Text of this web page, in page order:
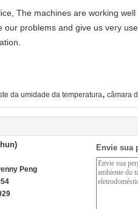
The machines are working
our problems and give us very
da umidade da temperatura, câmara
Peng
Envie sua